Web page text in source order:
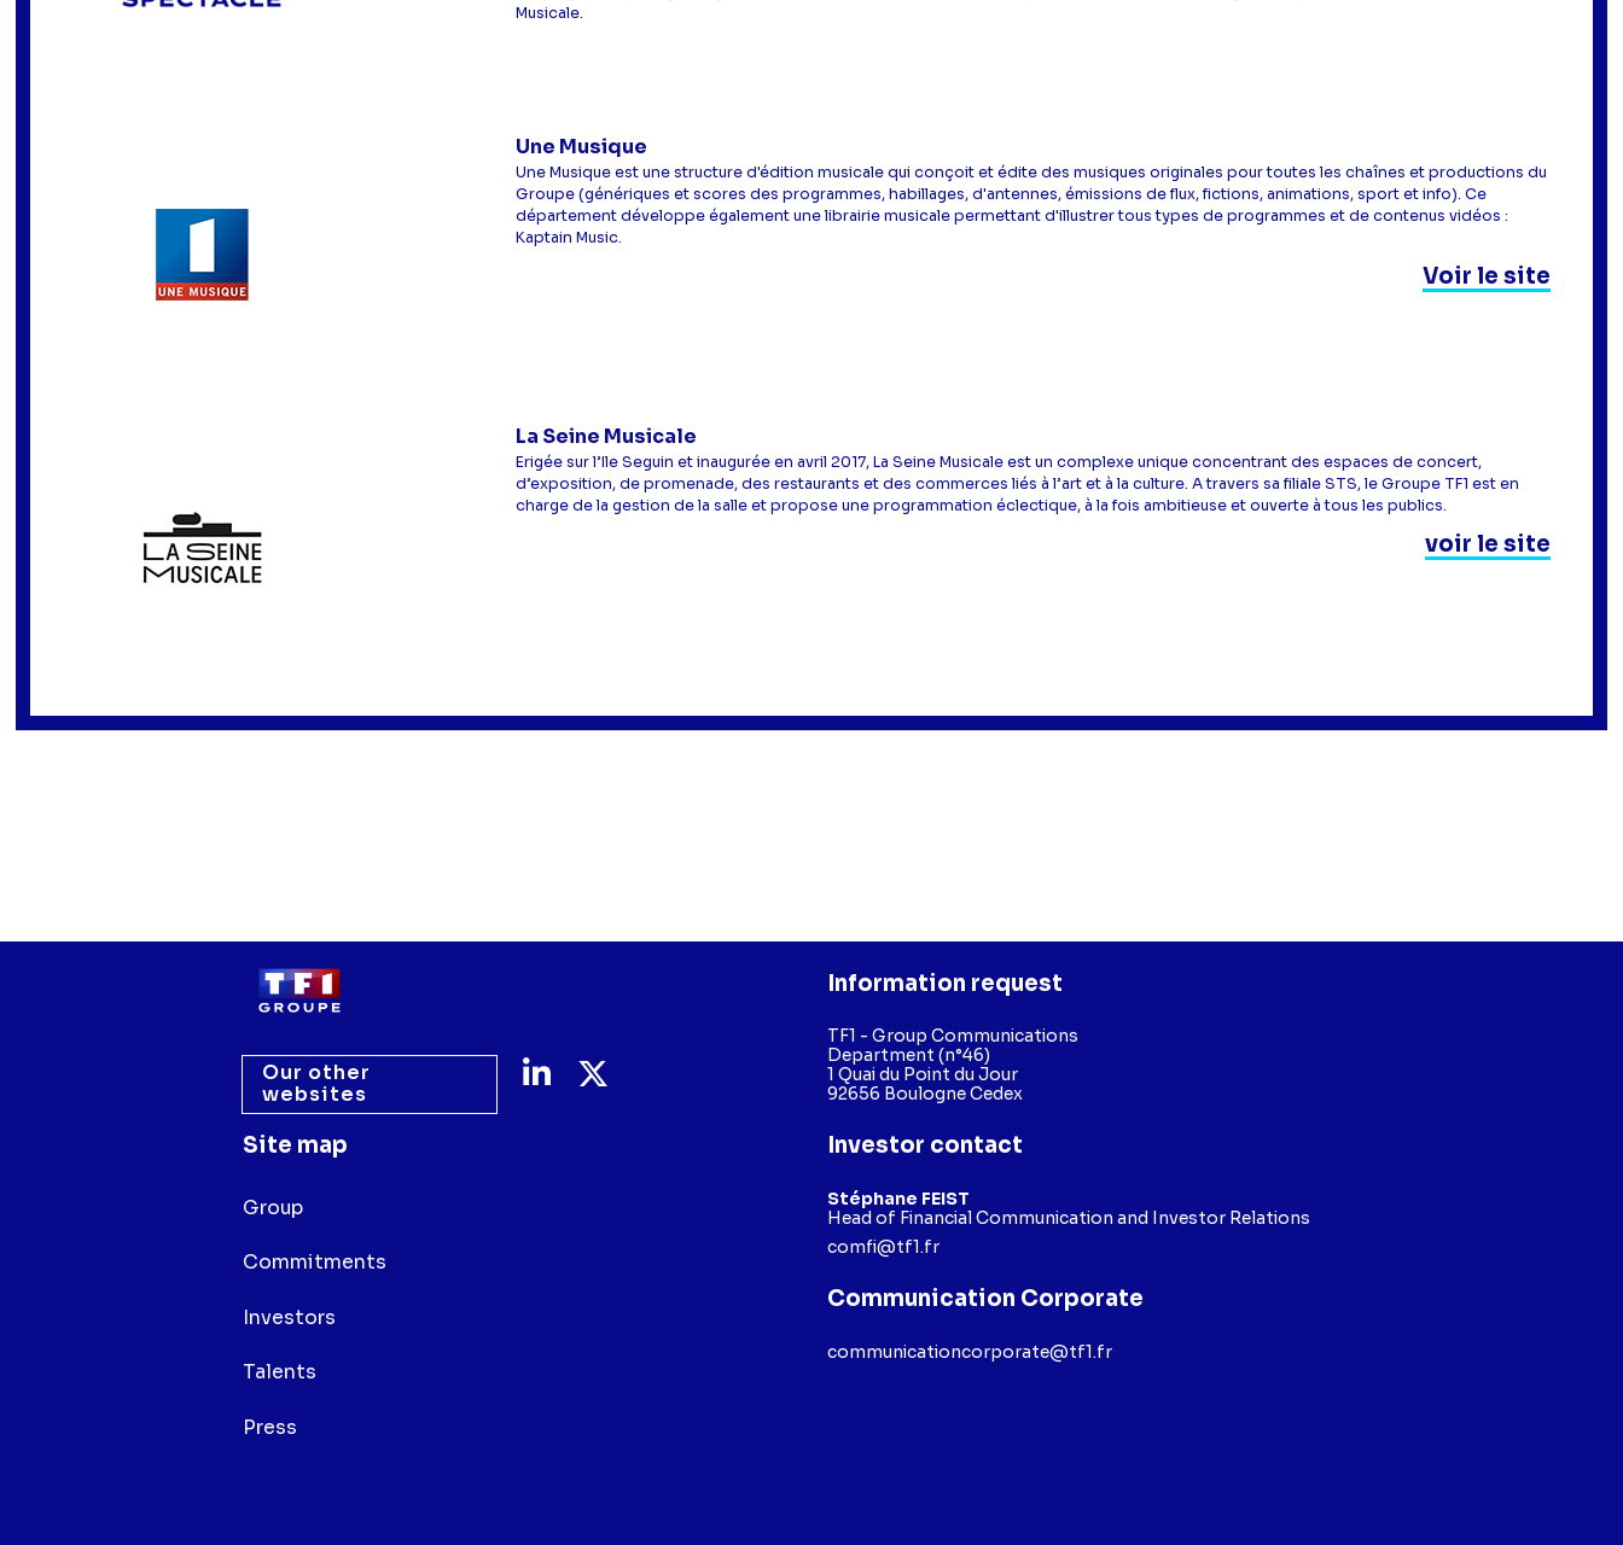
Musicale.
Une Musique
Une Musique est une structure d'édition musicale qui conçoit et édite des musiques originales pour toutes les chaînes et productions du
Groupe (génériques et scores des programmes, habillages, d'antennes, émissions de flux, fictions, animations, sport et info). Ce
département développe également une librairie musicale permettant d'illustrer tous types de programmes et de contenus vidéos :
Kaptain Music.
Voir le site
La Seine Musicale
Erigée sur l’Ile Seguin et inaugurée en avril 2017, La Seine Musicale est un complexe unique concentrant des espaces de concert,
d’exposition, de promenade, des restaurants et des commerces liés à l’art et à la culture. A travers sa filiale STS, le Groupe TF1 est en
charge de la gestion de la salle et propose une programmation éclectique, à la fois ambitieuse et ouverte à tous les publics.
voir le site
Site map
Group
Commitments
Investors
Talents
Press
Investor contact
Stéphane FEIST
Head of Financial Communication and Investor Relations
comfi@tf1.fr
Information request
TF1 - Group Communications
Department (n°46)
1 Quai du Point du Jour
92656 Boulogne Cedex
Our other
websites
Communication Corporate
communicationcorporate@tf1.fr